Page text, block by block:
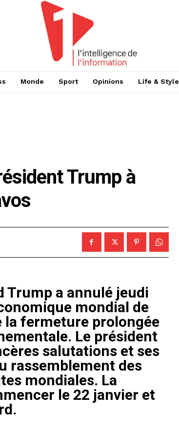
Monde Sport Opinions Life & Style
Trump à
Trump a annulé jeudi
mondial de
la fermeture prolongée
Le président
salutations et ses
rassemblement des
mondiales. La
le 22 janvier et